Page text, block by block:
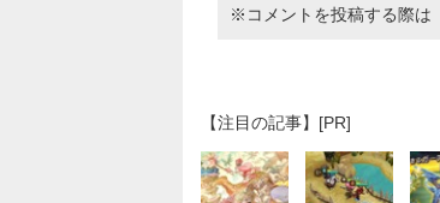
※コメントを投稿する際は
【注目の記事】[PR]